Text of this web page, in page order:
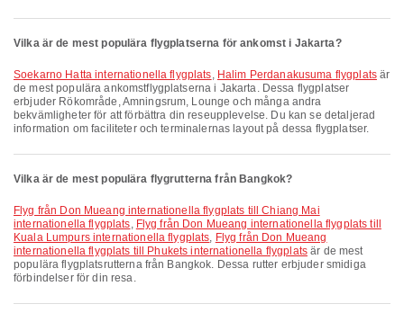
Vilka är de mest populära flygplatserna för ankomst i Jakarta?
Soekarno Hatta internationella flygplats, Halim Perdanakusuma flygplatsär
de mest populära ankomstflygplatserna i Jakarta. Dessa flygplatser
erbjuder Rökområde, Amningsrum, Lounge och många andra
bekvämligheter för att förbättra din reseupplevelse. Du kan se detaljerad
information om faciliteter och terminalernas layout på dessa flygplatser.
Vilka är de mest populära flygrutterna från Bangkok?
Flyg från Don Mueang internationella flygplats till Chiang Mai
internationella flygplats, Flyg från Don Mueang internationella flygplats till
Kuala Lumpurs internationella flygplats, Flyg från Don Mueang
internationella flygplats till Phukets internationella flygplatsär de mest
populära flygplatsrutterna från Bangkok. Dessa rutter erbjuder smidiga
förbindelser för din resa.